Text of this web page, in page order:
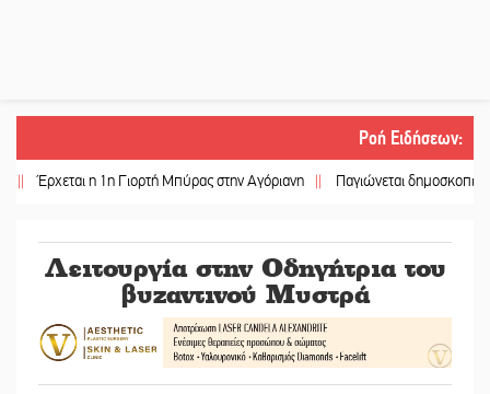
Ροή Ειδήσεων:
η 1η Γιορτή Μπύρας στην Αγόριανη || Παγιώνεται δημοσκοπικά ο…
Λειτουργία στην Οδηγήτρια του
βυζαντινού Μυστρά